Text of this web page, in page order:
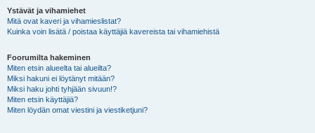
Ystävät ja vihamiehet
Mitä ovat kaveri ja vihamieslistat?
Kuinka voin lisätä / poistaa käyttäjiä kavereista tai vihamiehistä
Foorumilta hakeminen
Miten etsin alueelta tai alueilta?
Miksi hakuni ei löytänyt mitään?
Miksi haku johti tyhjään sivuun!?
Miten etsin käyttäjiä?
Miten löydän omat viestini ja viestiketjuni?